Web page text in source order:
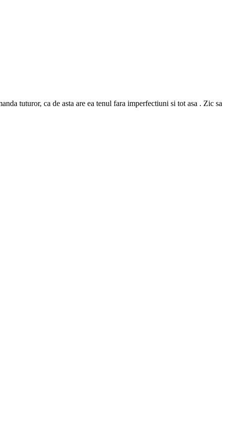
tuturor, ca de asta are ea tenul fara imperfectiuni si tot asa . Zic sa